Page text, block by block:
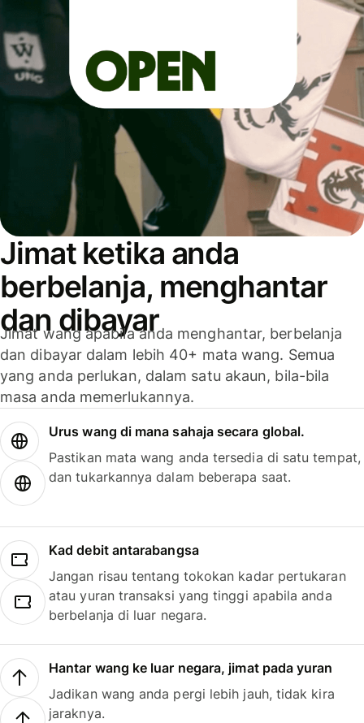
Jimat ketika anda
berbelanja, menghantar
dan dibayar
Jimat wang apabila anda menghantar, berbelanja
dan dibayar dalam lebih 40+ mata wang. Semua
yang anda perlukan, dalam satu akaun, bila-bila
masa anda memerlukannya.
Urus wang di mana sahaja secara global.
Pastikan mata wang anda tersedia di satu tempat,
dan tukarkannya dalam beberapa saat.
Kad debit antarabangsa
Jangan risau tentang tokokan kadar pertukaran
atau yuran transaksi yang tinggi apabila anda
berbelanja di luar negara.
Hantar wang ke luar negara, jimat pada yuran
Jadikan wang anda pergi lebih jauh, tidak kira
jaraknya.